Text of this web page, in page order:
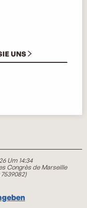
UNS
Um 14:34
Congrès de Marseille
7539082)